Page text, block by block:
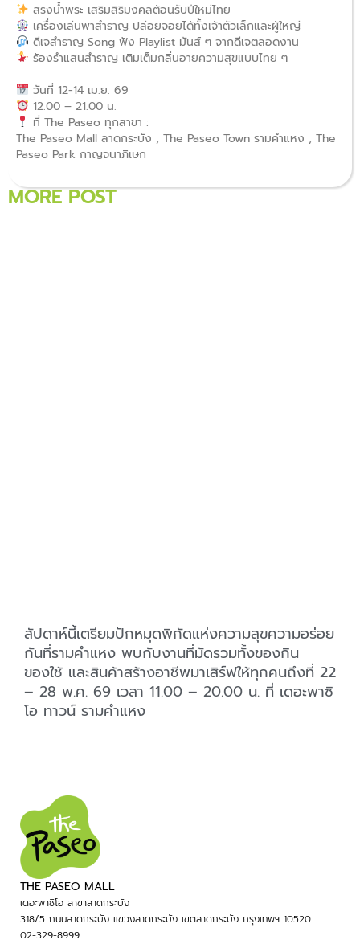
สรงน้ำพระ เสริมสิริมงคลต้อนรับปีใหม่ไทย
เครื่องเล่นพาสำราญ ปล่อยจอยได้ทั้งเจ้าตัวเล็กและผู้ใหญ่
ดีเจสำราญ Song ฟัง Playlist มันส์ ๆ จากดีเจตลอดงาน
ร้องรำแสนสำราญ เติมเต็มกลิ่นอายความสุขแบบไทย ๆ
วันที่ 12-14 เม.ย. 69
12.00 – 21.00 น.
ที่ The Paseo ทุกสาขา :
The Paseo Mall ลาดกระบัง , The Paseo Town รามคำแหง , The
Paseo Park กาญจนาภิเษก
MORE POST
สัปดาห์นี้เตรียมปักหมุดพิกัดแห่งความสุขความอร่อย
กันที่รามคำแหง พบกับงานที่มัดรวมทั้งของกิน
ของใช้ และสินค้าสร้างอาชีพมาเสิร์ฟให้ทุกคนถึงที่ 22
– 28 พ.ค. 69 เวลา 11.00 – 20.00 น. ที่ เดอะพาซิ
โอ ทาวน์ รามคำแหง
THE PASEO MALL
เดอะพาซิโอ สาขาลาดกระบัง
318/5 ถนนลาดกระบัง แขวงลาดกระบัง เขตลาดกระบัง กรุงเทพฯ 10520
02-329-8999